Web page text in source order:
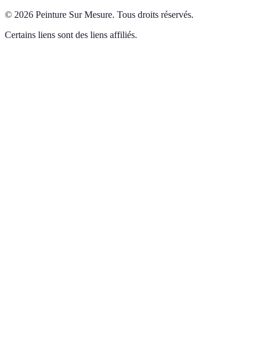
© 2026 Peinture Sur Mesure. Tous droits réservés.
Certains liens sont des liens affiliés.